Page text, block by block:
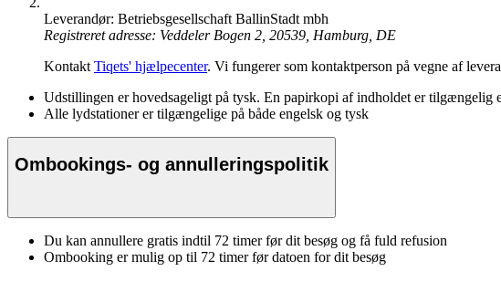
Leverandør: Betriebsgesellschaft BallinStadt mbh
Registreret adresse: Veddeler Bogen 2, 20539, Hamburg, DE
Kontakt Tiqets' hjælpecenter. Vi fungerer som kontaktperson på vegne af
Udstillingen er hovedsageligt på tysk. En papirkopi af indholdet er tilgængelig
Alle lydstationer er tilgængelige på både engelsk og tysk
Ombookings- og annulleringspolitik
Du kan annullere gratis indtil 72 timer før dit besøg og få fuld refusion
Ombooking er mulig op til 72 timer før datoen for dit besøg